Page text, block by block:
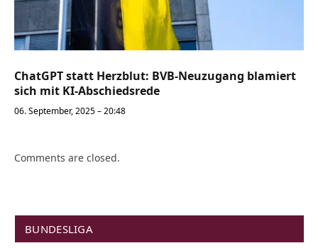
ChatGPT statt Herzblut: BVB-Neuzugang blamiert
sich mit KI-Abschiedsrede
06. September, 2025 – 20:48
Comments are closed.
BUNDESLIGA